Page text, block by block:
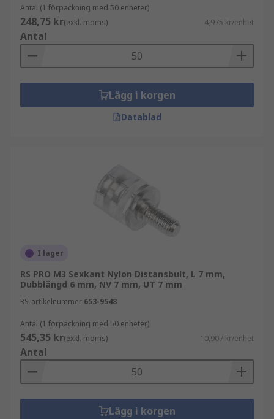
Antal (1 förpackning med 50 enheter)
248,75 kr(exkl. moms) 4,975 kr/enhet
Antal
Lägg i korgen
Datablad
I lager
RS PRO M3 Sexkant Nylon Distansbult, L 7 mm,
Dubblängd 6 mm, NV 7 mm, UT 7 mm
RS-artikelnummer 653-9548
Antal (1 förpackning med 50 enheter)
545,35 kr(exkl. moms) 10,907 kr/enhet
Antal
Lägg i korgen